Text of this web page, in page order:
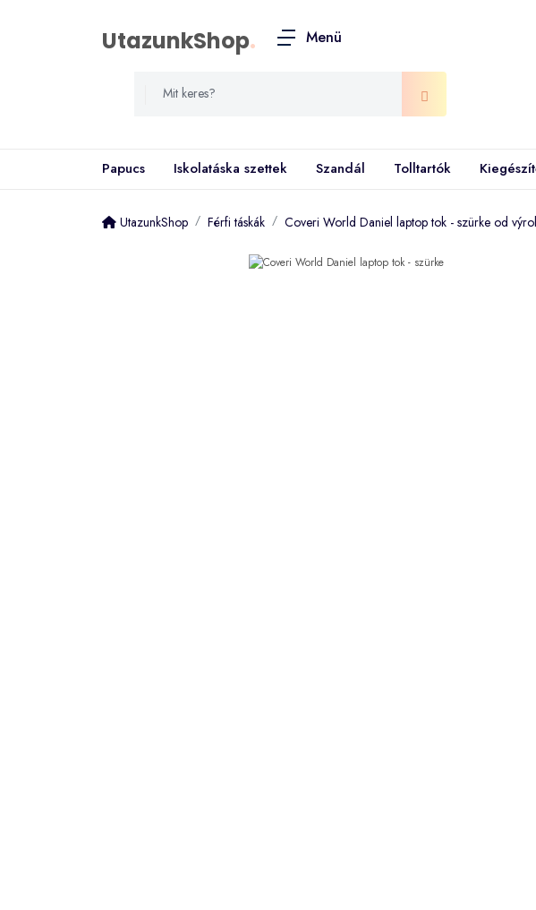
UtazunkShop. Menü
Papucs Iskolatáska szettek Szandál Tolltartók
UtazunkShop Férfi táskák Coveri World Daniel laptop tok - szürke od